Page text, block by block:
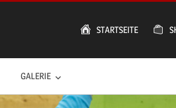
STARTSEITE
GALERIE